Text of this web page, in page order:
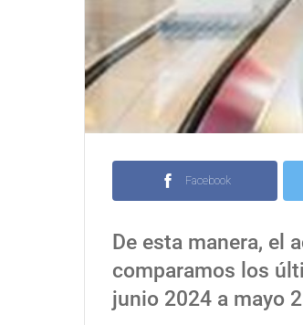
Facebook
De esta manera, el
comparamos los
junio 2024 a mayo